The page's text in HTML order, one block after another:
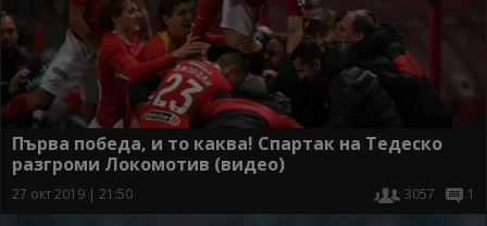
Първа победа, и то каква! Спартак на Тедеско
разгроми Локомотив (видео)
27 окт 2019 | 21:50 3057 1